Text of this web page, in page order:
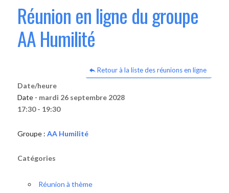
Réunion en ligne du groupe
AA Humilité
Retour à la liste des réunions en ligne
Date/heure
Date - mardi 26 septembre 2028
17:30 - 19:30
Groupe : AA Humilité
Catégories
Réunion à thème